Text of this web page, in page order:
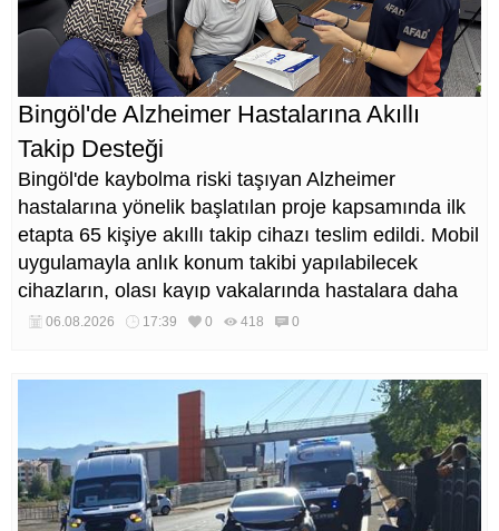
Bingöl'de Alzheimer Hastalarına Akıllı
Takip Desteği
Bingöl'de kaybolma riski taşıyan Alzheimer
hastalarına yönelik başlatılan proje kapsamında ilk
etapta 65 kişiye akıllı takip cihazı teslim edildi. Mobil
uygulamayla anlık konum takibi yapılabilecek
cihazların, olası kayıp vakalarında hastalara daha
kısa sürede ulaşılmasını sağlaması hedefleniyor.
06.08.2026 17:39 0 418 0